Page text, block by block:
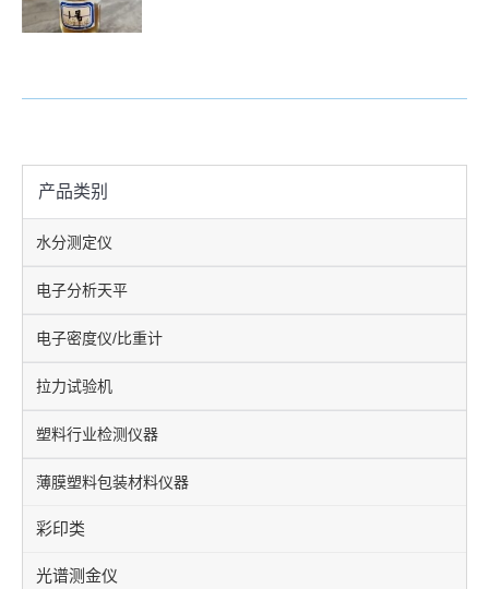
产品类别
水分测定仪
电子分析天平
电子密度仪/比重计
拉力试验机
塑料行业检测仪器
薄膜塑料包装材料仪器
彩印类
光谱测金仪